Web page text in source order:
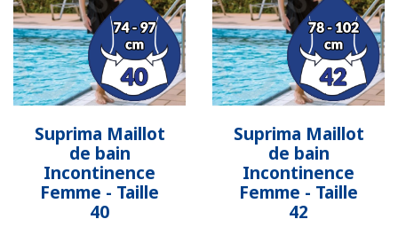
Suprima Maillot
de bain
Incontinence
Femme - Taille
40
Suprima Maillot
de bain
Incontinence
Femme - Taille
42